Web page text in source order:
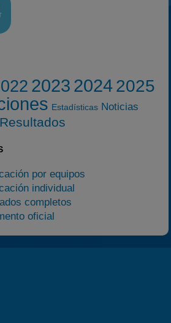
2023 20242025
Estadísticas Noticias
Resultados
por equipos
individual
completos
oficial